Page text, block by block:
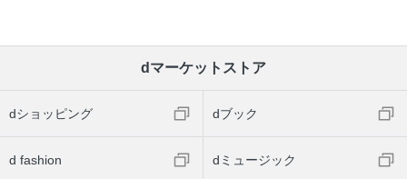
dマーケットストア
dショッピング dブック
d fashion dミュージック